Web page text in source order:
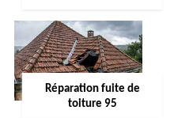
Réparation fuite de
toiture 95